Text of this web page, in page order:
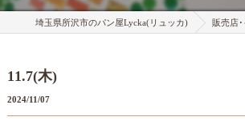
埼玉県所沢市のパン屋Lycka(リュッカ) 販売店
11.7(木)
2024/11/07